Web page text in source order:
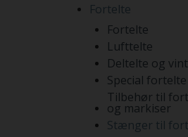
Fortelte
Fortelte
Lufttelte
Deltelte og
Special fortelte
Tilbehør til
og markiser
Stænger til